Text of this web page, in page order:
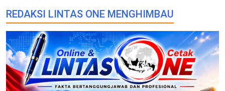
REDAKSI LINTAS ONE MENGHIMBAU